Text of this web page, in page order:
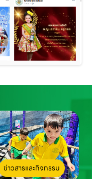
ข่าวสารและกิจกรรม